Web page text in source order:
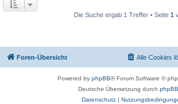
Die Suche ergab 1 Treffer • Seite 1
Foren-Übersicht Alle Cookies
Powered by phpBB® Forum Software ©
Deutsche Übersetzung durch
Datenschutz|